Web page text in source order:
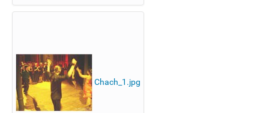
Chach_1.jpg